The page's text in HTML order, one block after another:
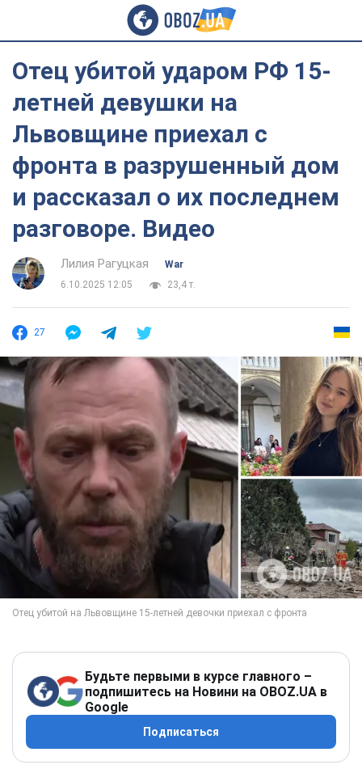
Отец убитой ударом РФ 15-
летней девушки на
Львовщине приехал с
фронта в разрушенный дом
и рассказал о их последнем
разговоре. Видео
Лилия Рагуцкая
War
6.10.2025 12:05
23,4 т.
27
Будьте первыми в курсе главного –
подпишитесь на Новини на OBOZ.UA в
Google
Подписаться